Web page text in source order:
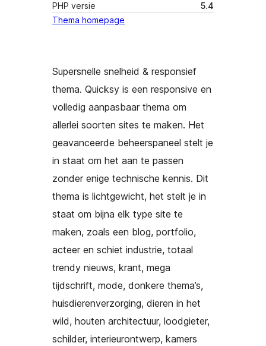
PHP versie
5.4
Thema homepage
Supersnelle snelheid & responsief
thema. Quicksy is een responsive en
volledig aanpasbaar thema om
allerlei soorten sites te maken. Het
geavanceerde beheerspaneel stelt je
in staat om het aan te passen
zonder enige technische kennis. Dit
thema is lichtgewicht, het stelt je in
staat om bijna elk type site te
maken, zoals een blog, portfolio,
acteer en schiet industrie, totaal
trendy nieuws, krant, mega
tijdschrift, mode, donkere thema’s,
huisdierenverzorging, dieren in het
wild, houten architectuur, loodgieter,
schilder, interieurontwerp, kamers